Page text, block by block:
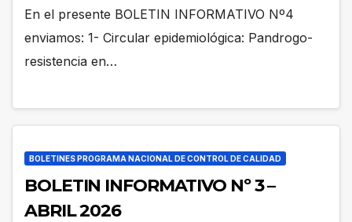
En el presente BOLETIN INFORMATIVO Nº4
enviamos: 1- Circular epidemiológica: Pandrogo-
resistencia en…
BOLETINES PROGRAMA NACIONAL DE CONTROL DE CALIDAD
BOLETIN INFORMATIVO Nº 3 –
ABRIL 2026